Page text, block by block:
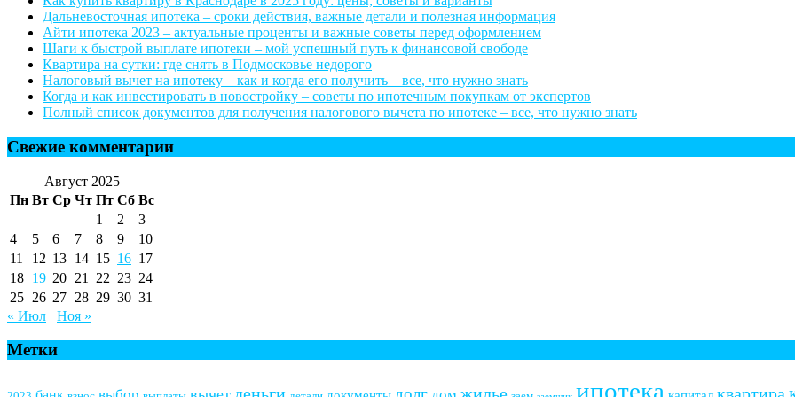
Дальневосточная ипотека – сроки действия, важные детали и полезная информация
Айти ипотека 2023 – актуальные проценты и важные советы перед оформлением
Шаги к быстрой выплате ипотеки – мой успешный путь к финансовой свободе
Квартира на сутки: где снять в Подмосковье недорого
Налоговый вычет на ипотеку – как и когда его получить – все, что нужно знать
Когда и как инвестировать в новостройку – советы по ипотечным покупкам от экспертов
Полный список документов для получения налогового вычета по ипотеке – все, что нужно знать
Свежие комментарии
Август 2025
Пн Вт Ср Чт Пт Сб Вс
1
2
3
4
5 6 7 8 9
10
11
12 13 14 15 16 17
18 19 20 21 22 23 24
25 26 27 28 29 30 31
« Июл
Ноя »
Метки
ипотека